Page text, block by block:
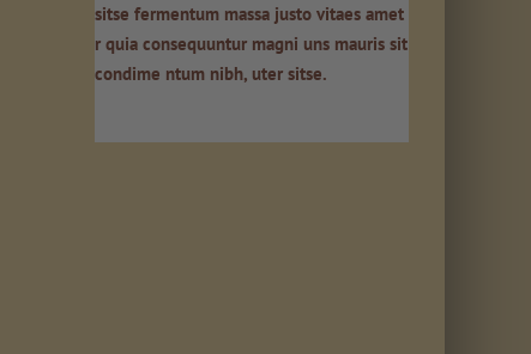
sitse fermentum massa justo vitaes amet
r quia consequuntur magni uns mauris sit
condime ntum nibh, uter sitse.